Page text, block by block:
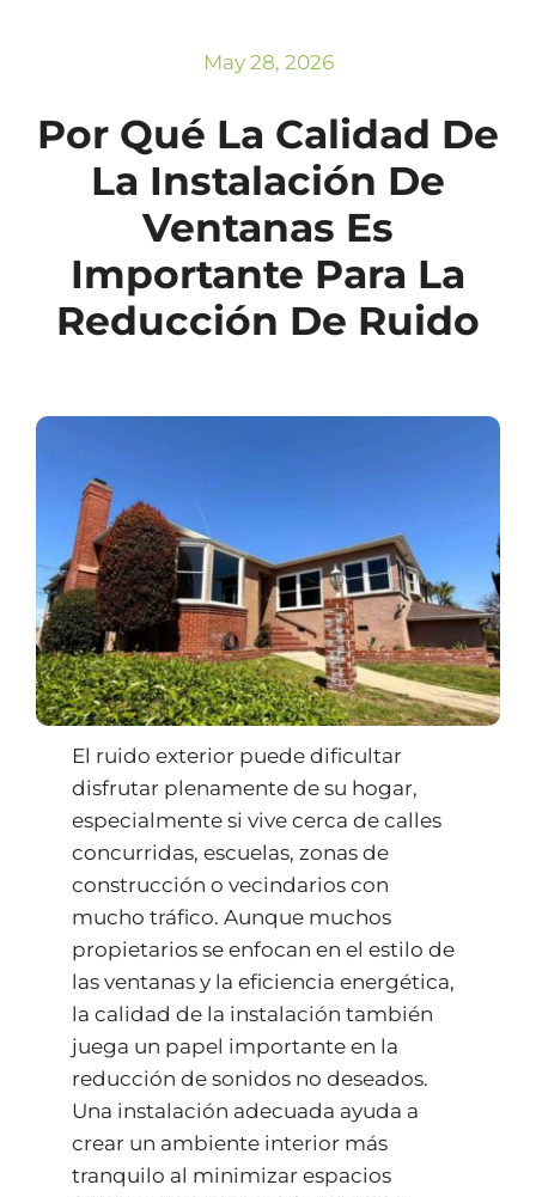
May 28, 2026
Por Qué La Calidad De
La Instalación De
Ventanas Es
Importante Para La
Reducción De Ruido
El ruido exterior puede dificultar
disfrutar plenamente de su hogar,
especialmente si vive cerca de calles
concurridas, escuelas, zonas de
construcción o vecindarios con
mucho tráfico. Aunque muchos
propietarios se enfocan en el estilo de
las ventanas y la eficiencia energética,
la calidad de la instalación también
juega un papel importante en la
reducción de sonidos no deseados.
Una instalación adecuada ayuda a
crear un ambiente interior más
tranquilo al minimizar espacios